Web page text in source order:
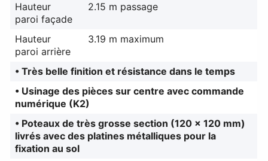
Hauteur
paroi façade
2.15 m passage
Hauteur
paroi arrière
3.19 m maximum
• Très belle finition et résistance dans le temps
• Usinage des pièces sur centre avec commande
numérique (K2)
• Poteaux de très grosse section (120 x 120 mm)
livrés avec des platines métalliques pour la
fixation au sol